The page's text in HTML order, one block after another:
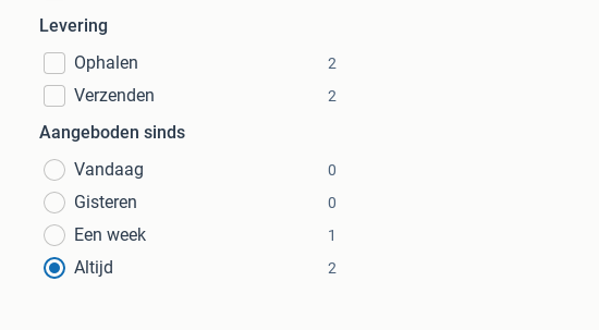
Levering
Ophalen
2
Verzenden 2
Aangeboden sinds
Vandaag
0
Gisteren 0
Een week 1
Altijd 2